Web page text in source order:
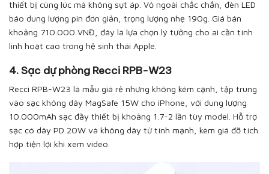
thiết bị cùng lúc mà không sụt áp. Vỏ ngoài chắc chắn, đèn LED
báo dung lượng pin đơn giản, trọng lượng nhẹ 190g. Giá bán
khoảng 710.000 VNĐ, đây là lựa chọn lý tưởng cho ai cần tính
linh hoạt cao trong hệ sinh thái Apple.
4. Sạc dự phòng Recci RPB-W23
Recci RPB-W23 là mẫu giá rẻ nhưng không kém cạnh, tập trung
vào sạc không dây MagSafe 15W cho iPhone, với dung lượng
10.000mAh sạc đầy thiết bị khoảng 1.7-2 lần tùy model. Hỗ trợ
sạc có dây PD 20W và không dây từ tính mạnh, kèm giá đỡ tích
hợp tiện lợi khi xem video.